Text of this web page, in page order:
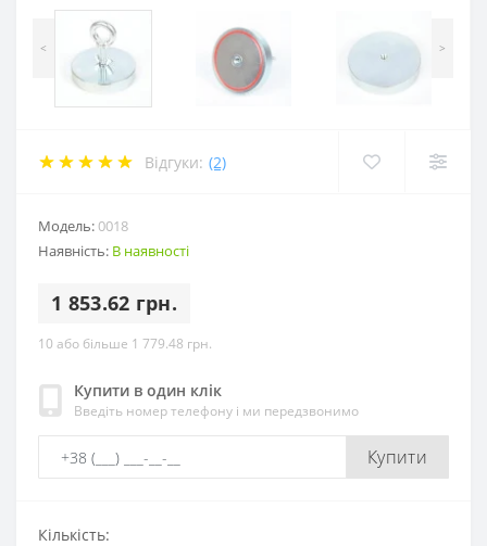
< >
Відгуки: (2)
Модель:0018
Наявність: В наявності
1 853.62 грн.
10 або більше 1 779.48 грн.
Купити в один клік
Введіть номер телефону і ми передзвонимо
Купити
Кількість: